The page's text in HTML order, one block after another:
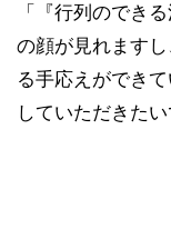
「『行列のでき
の顔が見れます
る手応えができ
していただきた